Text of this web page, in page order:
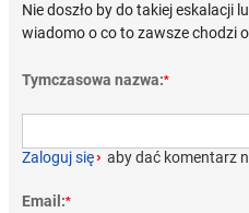
Nie doszło by do takiej eskalacji
wiadomo o co to zawsze chodzi
Tymczasowa nazwa:*
Zaloguj się› aby dać komentarz
Email:*